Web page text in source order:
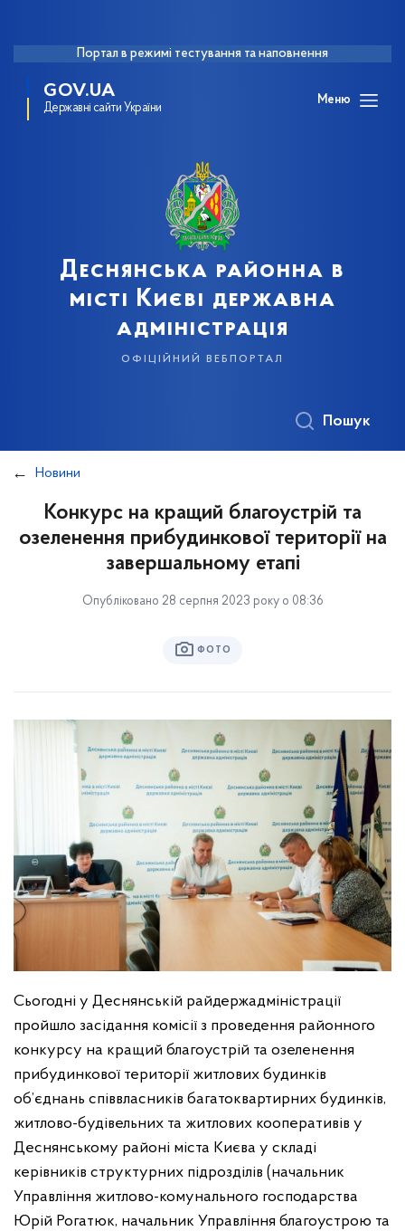
Портал в режимі тестування та наповнення
GOV.UA
Державні сайти України
Меню
Деснянська районна в
місті Києві державна
адміністрація
офіційний вебпортал
Пошук
Новини
Конкурс на кращий благоустрій та
озеленення прибудинкової території на
завершальному етапі
Опубліковано 28 серпня 2023 року о 08:36
ФОТО
Сьогодні у Деснянській райдержадміністрації
пройшло засідання комісії з проведення районного
конкурсу на кращий благоустрій та озеленення
прибудинкової території житлових будинків
об’єднань співвласників багатоквартирних будинків,
житлово-будівельних та житлових кооперативів у
Деснянському районі міста Києва у складі
керівників структурних підрозділів (начальник
Управління житлово-комунального господарства
Юрій Рогатюк, начальник Управління благоустрою та